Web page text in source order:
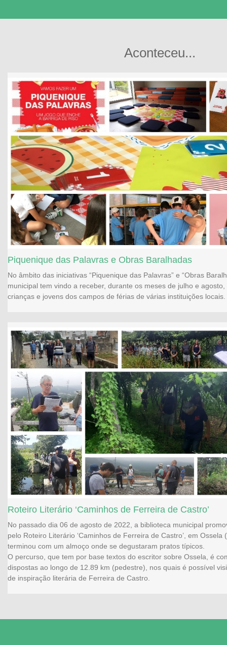
Aconteceu...
Piquenique das Palavras e Obras Baralhadas
No âmbito das iniciativas “Piquenique das Palavras” e “Obras
municipal tem vindo a receber, durante os meses de julho e
crianças e jovens dos campos de férias de várias instituições locais.
Roteiro Literário ‘Caminhos de Ferreira de Castro’
No passado dia 06 de agosto de 2022, a biblioteca municipal
pelo Roteiro Literário ‘Caminhos de Ferreira de Castro’, em Ossela
terminou com um almoço onde se degustaram pratos típicos.
O percurso, que tem por base textos do escritor sobre Ossela, é
dispostas ao longo de 12.89 km (pedestre), nos quais é possível
de inspiração literária de Ferreira de Castro.